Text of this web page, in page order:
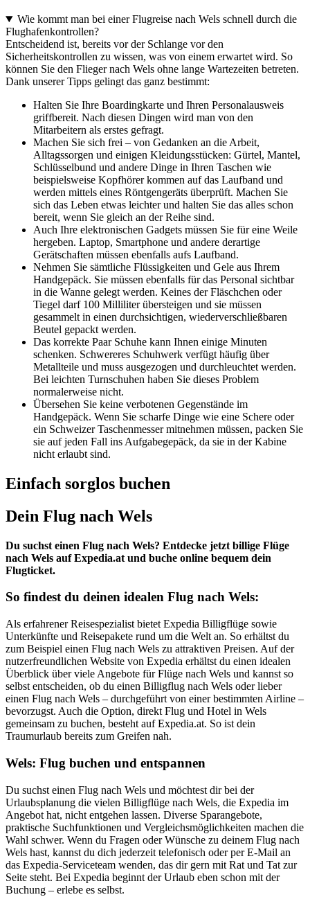
Wie kommt man bei einer Flugreise nach Wels schnell durch die
Flughafenkontrollen?
Entscheidend ist, bereits vor der Schlange vor den
Sicherheitskontrollen zu wissen, was von einem erwartet wird. So
können Sie den Flieger nach Wels ohne lange Wartezeiten betreten.
Dank unserer Tipps gelingt das ganz bestimmt:
Halten Sie Ihre Boardingkarte und Ihren Personalausweis
griffbereit. Nach diesen Dingen wird man von den
Mitarbeitern als erstes gefragt.
Machen Sie sich frei – von Gedanken an die Arbeit,
Alltagssorgen und einigen Kleidungsstücken: Gürtel, Mantel,
Schlüsselbund und andere Dinge in Ihren Taschen wie
beispielsweise Kopfhörer kommen auf das Laufband und
werden mittels eines Röntgengeräts überprüft. Machen Sie
sich das Leben etwas leichter und halten Sie das alles schon
bereit, wenn Sie gleich an der Reihe sind.
Auch Ihre elektronischen Gadgets müssen Sie für eine Weile
hergeben. Laptop, Smartphone und andere derartige
Gerätschaften müssen ebenfalls aufs Laufband.
Nehmen Sie sämtliche Flüssigkeiten und Gele aus Ihrem
Handgepäck. Sie müssen ebenfalls für das Personal sichtbar
in die Wanne gelegt werden. Keines der Fläschchen oder
Tiegel darf 100 Milliliter übersteigen und sie müssen
gesammelt in einen durchsichtigen, wiederverschließbaren
Beutel gepackt werden.
Das korrekte Paar Schuhe kann Ihnen einige Minuten
schenken. Schwereres Schuhwerk verfügt häufig über
Metallteile und muss ausgezogen und durchleuchtet werden.
Bei leichten Turnschuhen haben Sie dieses Problem
normalerweise nicht.
Übersehen Sie keine verbotenen Gegenstände im
Handgepäck. Wenn Sie scharfe Dinge wie eine Schere oder
ein Schweizer Taschenmesser mitnehmen müssen, packen Sie
sie auf jeden Fall ins Aufgabegepäck, da sie in der Kabine
nicht erlaubt sind.
Einfach sorglos buchen
Dein Flug nach Wels
Du suchst einen Flug nach Wels? Entdecke jetzt billige Flüge
nach Wels auf Expedia.at und buche online bequem dein
Flugticket.
So findest du deinen idealen Flug nach Wels:
Als erfahrener Reisespezialist bietet Expedia Billigflüge sowie
Unterkünfte und Reisepakete rund um die Welt an. So erhältst du
zum Beispiel einen Flug nach Wels zu attraktiven Preisen. Auf der
nutzerfreundlichen Website von Expedia erhältst du einen idealen
Überblick über viele Angebote für Flüge nach Wels und kannst so
selbst entscheiden, ob du einen Billigflug nach Wels oder lieber
einen Flug nach Wels – durchgeführt von einer bestimmten Airline –
bevorzugst. Auch die Option, direkt Flug und Hotel in Wels
gemeinsam zu buchen, besteht auf Expedia.at. So ist dein
Traumurlaub bereits zum Greifen nah.
Wels: Flug buchen und entspannen
Du suchst einen Flug nach Wels und möchtest dir bei der
Urlaubsplanung die vielen Billigflüge nach Wels, die Expedia im
Angebot hat, nicht entgehen lassen. Diverse Sparangebote,
praktische Suchfunktionen und Vergleichsmöglichkeiten machen die
Wahl schwer. Wenn du Fragen oder Wünsche zu deinem Flug nach
Wels hast, kannst du dich jederzeit telefonisch oder per E-Mail an
das Expedia-Serviceteam wenden, das dir gern mit Rat und Tat zur
Seite steht. Bei Expedia beginnt der Urlaub eben schon mit der
Buchung – erlebe es selbst.